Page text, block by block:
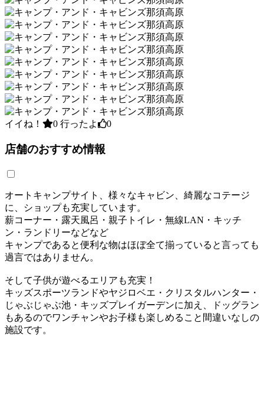
イイね！ 0 行ったよ 0
店舗のおすすめ情報
オートキャンプサイト、様々なキャビン、綺麗なコテージ
に、ショップも充実しています。
薪コーナー・露天風呂・親子トイレ・無線LAN・キッチ
ン・ランドリーなどなど
キャンプであると便利な物はほぼ全て揃っていると言っても
過言ではありません。
そして子供が遊べるエリアも充実！
キッズスポーツランドやヤジロベエ・クリスタルハンター・
じゃぶじゃぶ池・キッズプレイガーデンに加え、ドッグラン
もあるのでワンチャンやお子様も楽しめること間違いなしの
施設です。